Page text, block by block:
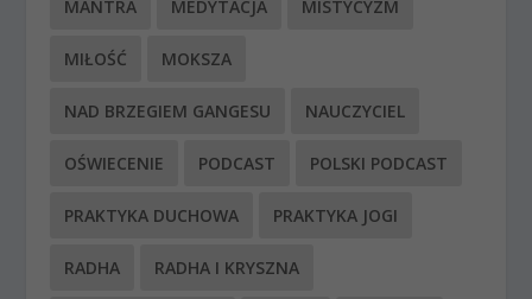
MANTRA MEDYTACJA MISTYCYZM
MIŁOŚĆ MOKSZA
NAD BRZEGIEM GANGESU NAUCZYCIEL
OŚWIECENIE PODCAST POLSKI PODCAST
PRAKTYKA DUCHOWA PRAKTYKA JOGI
RADHA RADHA I KRYSZNA